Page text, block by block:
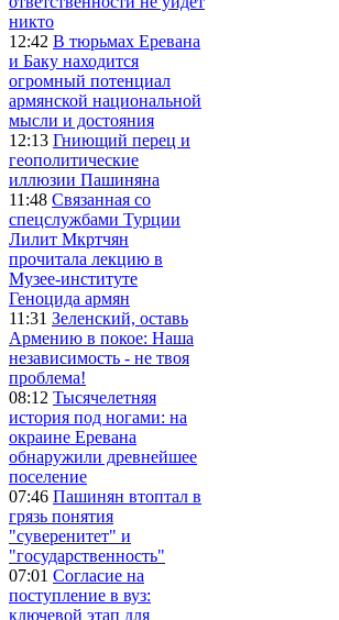
никто
12:42 В тюрьмах Еревана
и Баку находится
огромный потенциал
армянской национальной
мысли и достояния
12:13 Гниющий перец и
геополитические
иллюзии Пашиняна
11:48 Связанная со
спецслужбами Турции
Лилит Мкртчян
прочитала лекцию в
Музее-институте
Геноцида армян
11:31 Зеленский, оставь
Армению в покое: Наша
независимость - не твоя
проблема!
08:12 Тысячелетняя
история под ногами: на
окраине Еревана
обнаружили древнейшее
поселение
07:46 Пашинян втоптал в
грязь понятия
"суверенитет" и
"государственность"
07:01 Согласие на
поступление в вуз:
ключевой этап для